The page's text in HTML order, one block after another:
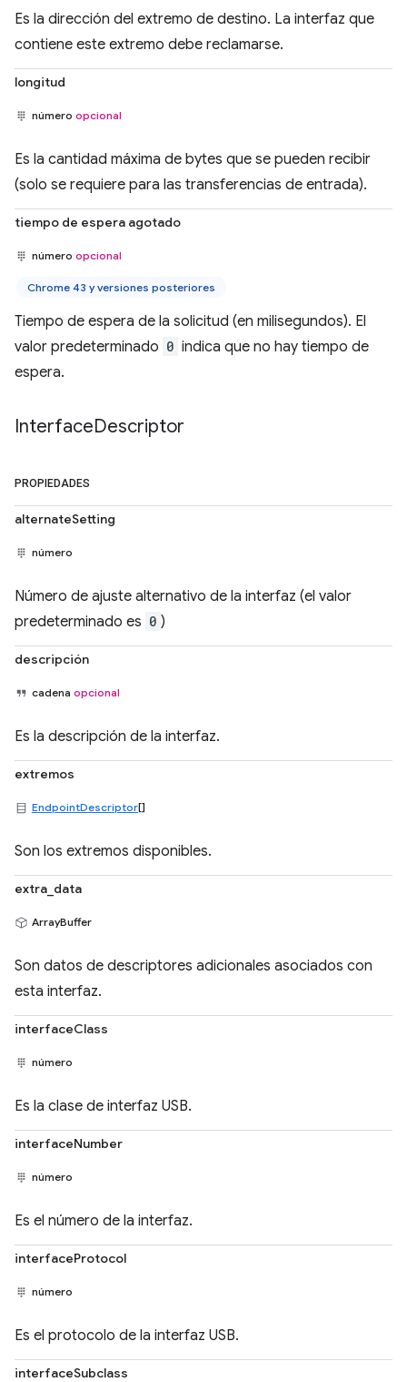
Es la dirección del extremo de destino. La interfaz que
contiene este extremo debe reclamarse.
longitud
número opcional
Es la cantidad máxima de bytes que se pueden recibir
(solo se requiere para las transferencias de entrada).
tiempo de espera agotado
número opcional
Chrome 43 y versiones posteriores
Tiempo de espera de la solicitud (en milisegundos). El
valor predeterminado 0 indica que no hay tiempo de
espera.
InterfaceDescriptor
PROPIEDADES
alternateSetting
número
Número de ajuste alternativo de la interfaz (el valor
predeterminado es 0 )
descripción
cadena opcional
Es la descripción de la interfaz.
extremos
EndpointDescriptor[]
Son los extremos disponibles.
extra_data
ArrayBuffer
Son datos de descriptores adicionales asociados con
esta interfaz.
interfaceClass
número
Es la clase de interfaz USB.
interfaceNumber
número
Es el número de la interfaz.
interfaceProtocol
número
Es el protocolo de la interfaz USB.
interfaceSubclass